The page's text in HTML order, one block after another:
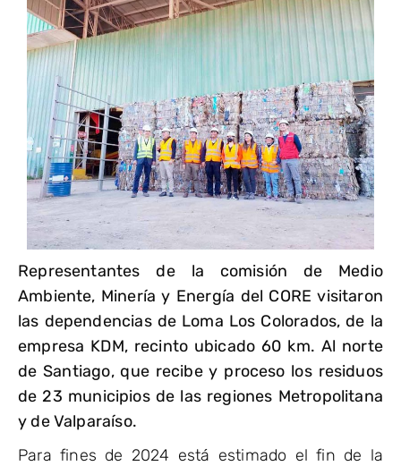
Representantes de la comisión de Medio
Ambiente, Minería y Energía del CORE visitaron
las dependencias de Loma Los Colorados, de la
empresa KDM, recinto ubicado 60 km. Al norte
de Santiago, que recibe y proceso los residuos
de 23 municipios de las regiones Metropolitana
y de Valparaíso.
Para fines de 2024 está estimado el fin de la